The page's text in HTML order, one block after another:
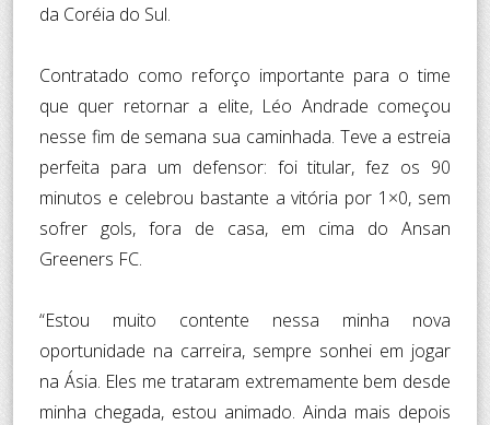
da Coréia do Sul.
Contratado como reforço importante para o time
que quer retornar a elite, Léo Andrade começou
nesse fim de semana sua caminhada. Teve a estreia
perfeita para um defensor: foi titular, fez os 90
minutos e celebrou bastante a vitória por 1×0, sem
sofrer gols, fora de casa, em cima do Ansan
Greeners FC.
“Estou muito contente nessa minha nova
oportunidade na carreira, sempre sonhei em jogar
na Ásia. Eles me trataram extremamente bem desde
minha chegada, estou animado. Ainda mais depois